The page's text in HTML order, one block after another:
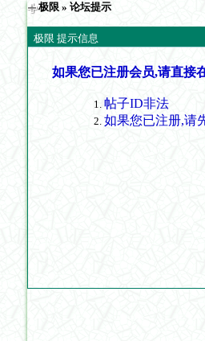
极限 » 论坛提示
极限 提示信息
如果您已注册会员,请直接
帖子ID非法
如果您已注册,请